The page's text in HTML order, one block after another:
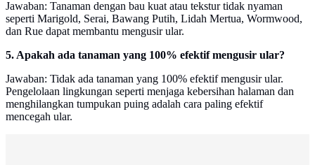
Jawaban: Tanaman dengan bau kuat atau tekstur tidak nyaman
seperti Marigold, Serai, Bawang Putih, Lidah Mertua, Wormwood,
dan Rue dapat membantu mengusir ular.
5. Apakah ada tanaman yang 100% efektif mengusir ular?
Jawaban: Tidak ada tanaman yang 100% efektif mengusir ular.
Pengelolaan lingkungan seperti menjaga kebersihan halaman dan
menghilangkan tumpukan puing adalah cara paling efektif
mencegah ular.